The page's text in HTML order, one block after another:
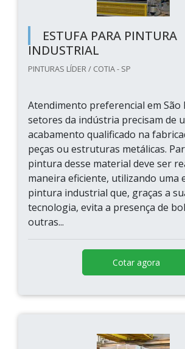
ESTUFA PARA PINTURA
INDUSTRIAL
PINTURAS LÍDER / COTIA - SP
Atendimento preferencial em São
setores da indústria precisam de
acabamento qualificado na
peças ou estruturas metálicas.
pintura desse material deve ser
maneira eficiente, utilizando uma
pintura industrial que, graças a
tecnologia, evita a presença de
outras...
Cotar agora